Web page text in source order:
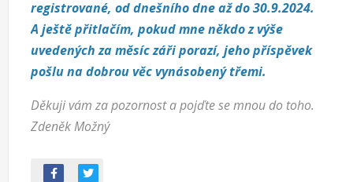
registrované, od dnešního dne až do 30.9.2024.
A ještě přitlačím, pokud mne někdo z výše
uvedených za měsíc záři porazí, jeho příspěvek
pošlu na dobrou věc vynásobený třemi.
Děkuji vám za pozornost a pojďte se mnou do toho.
Zdeněk Možný